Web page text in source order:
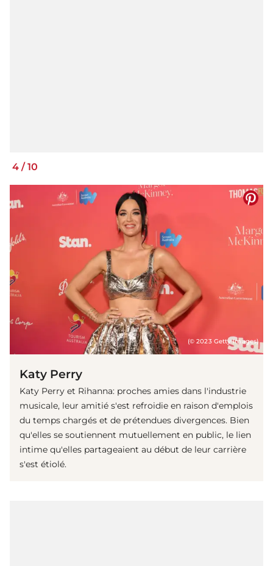
4 /10
(© 2023 Getty Images)
Katy Perry
Katy Perry et Rihanna: proches amies dans l'industrie
musicale, leur amitié s'est refroidie en raison d'emplois
du temps chargés et de prétendues divergences. Bien
qu'elles se soutiennent mutuellement en public, le lien
intime qu'elles partageaient au début de leur carrière
s'est étiolé.